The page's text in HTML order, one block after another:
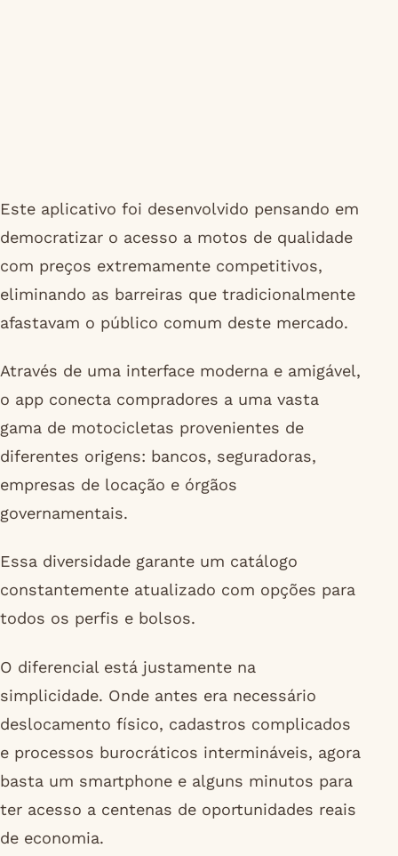
Este aplicativo foi desenvolvido pensando em
democratizar o acesso a motos de qualidade
com preços extremamente competitivos,
eliminando as barreiras que tradicionalmente
afastavam o público comum deste mercado.
Através de uma interface moderna e amigável,
o app conecta compradores a uma vasta
gama de motocicletas provenientes de
diferentes origens: bancos, seguradoras,
empresas de locação e órgãos
governamentais.
Essa diversidade garante um catálogo
constantemente atualizado com opções para
todos os perfis e bolsos.
O diferencial está justamente na
simplicidade. Onde antes era necessário
deslocamento físico, cadastros complicados
e processos burocráticos intermináveis, agora
basta um smartphone e alguns minutos para
ter acesso a centenas de oportunidades reais
de economia.